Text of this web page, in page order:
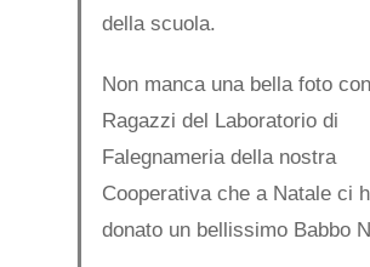
della scuola.
Non manca una bella foto
Ragazzi del Laboratorio di
Falegnameria della nostra
Cooperativa che a Natale ci
donato un bellissimo Babbo